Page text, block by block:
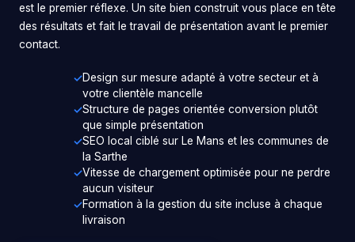
est le premier réflexe. Un site bien construit vous place en tête
des résultats et fait le travail de présentation avant le premier
contact.
Design sur mesure adapté à votre secteur et à
votre clientèle mancelle
Structure de pages orientée conversion plutôt
que simple présentation
SEO local ciblé sur Le Mans et les communes de
la Sarthe
Vitesse de chargement optimisée pour ne perdre
aucun visiteur
Formation à la gestion du site incluse à chaque
livraison